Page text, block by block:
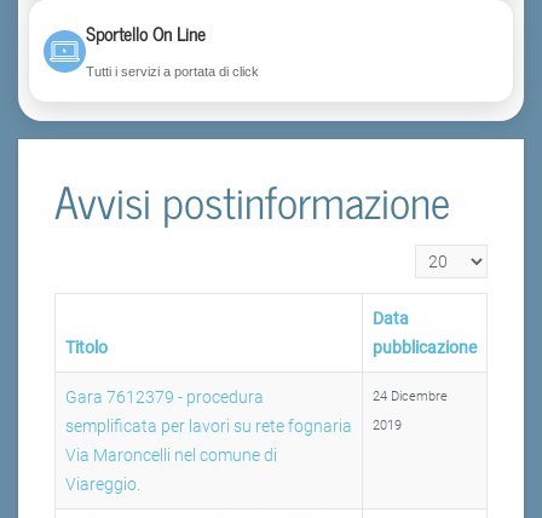
Sportello On Line
Tutti i servizi a portata di click
Avvisi postinformazione
Visualizza n.
Titolo
Data
pubblicazione
Gara 7612379 - procedura
semplificata per lavori su rete fognaria
Via Maroncelli nel comune di
Viareggio.
24 Dicembre
2019